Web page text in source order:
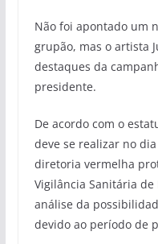
Não foi apontado um
grupão, mas o artista
destaques da
presidente.
De acordo com o
deve se realizar no
diretoria vermelha
Vigilância Sanitária
análise da
devido ao período de